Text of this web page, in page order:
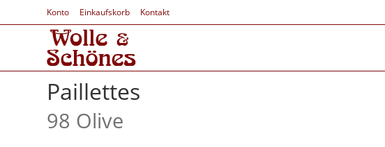
Konto Einkaufskorb Kontakt
Paillettes
98 Olive